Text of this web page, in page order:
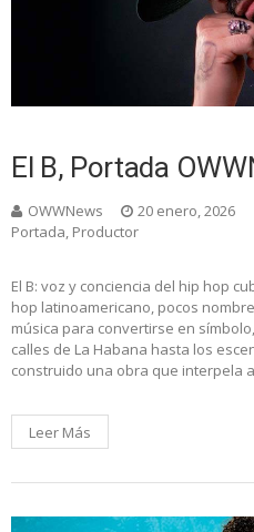
El B, Portada
OWWNews 20 enero, 2026
Portada, Productor
El B: voz y conciencia del hip hop
hop latinoamericano, pocos
música para convertirse en
calles de La Habana hasta los
construido una obra que interpela
Leer Más